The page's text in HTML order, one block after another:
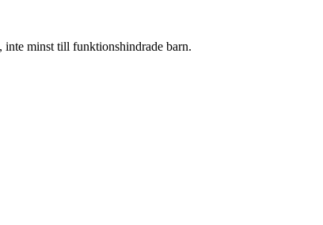
minst till funktionshindrade barn.